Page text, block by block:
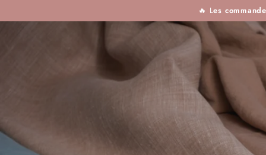
🔥 Les